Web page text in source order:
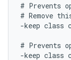
# Prevents
# Remove
-keep class
# Prevents